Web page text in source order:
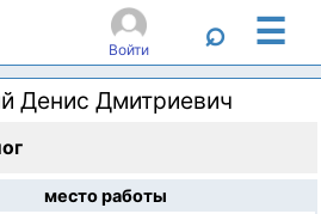
Войти ⌕ ☰
Денис Дмитриевич
место работы